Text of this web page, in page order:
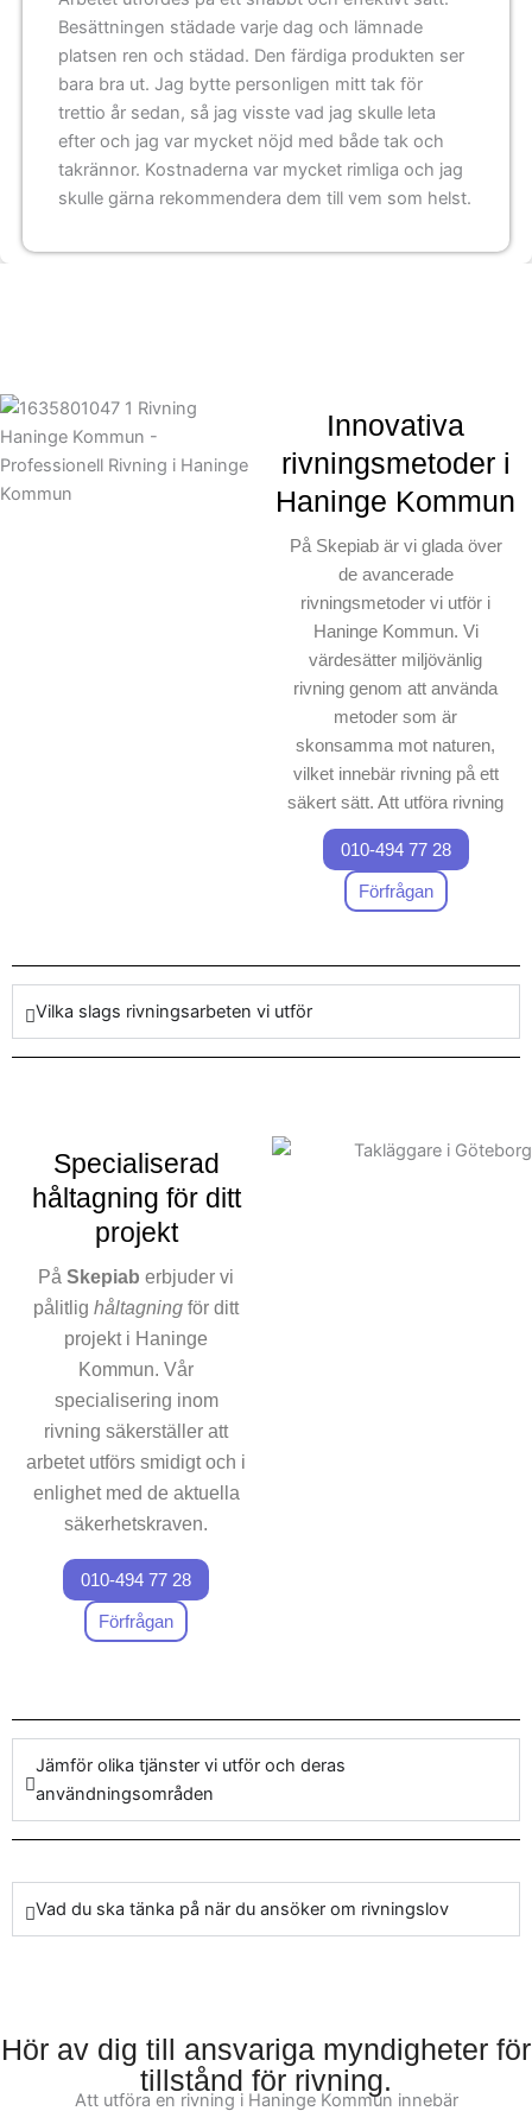
Besättningen städade varje dag och lämnade
platsen ren och städad. Den färdiga produkten ser
bara bra ut. Jag bytte personligen mitt tak för
trettio år sedan, så jag visste vad jag skulle leta
efter och jag var mycket nöjd med både tak och
takrännor. Kostnaderna var mycket rimliga och jag
skulle gärna rekommendera dem till vem som helst.
Innovativa
rivningsmetoder i
Haninge Kommun
På Skepiab är vi glada över
de avancerade
rivningsmetoder vi utför i
Haninge Kommun. Vi
värdesätter miljövänlig
rivning genom att använda
metoder som är
skonsamma mot naturen,
vilket innebär rivning på ett
säkert sätt. Att utföra rivning
med noggrannhet är vår
specialitet, och vi
kombinerar tekniska
lösningar med kunskap för
projekt hanteras smidigt och
Vårt team är högt kvalificerat
innebär att vi kan leverera ett
010-494 77 28
Förfrågan
Vilka slags rivningsarbeten vi utför
Specialiserad
håltagning för ditt
projekt
PåSkepiab erbjuder vi
pålitlighåltagning för ditt
projekt i Haninge
Kommun. Vår
specialisering inom
rivning säkerställer att
arbetet utförs smidigt och i
enlighet med de aktuella
säkerhetskraven.
Oavsett om det handlar
om att förbereda för
installationer eller annan
med hög exakthet och
engagemang. Genom vår
långa erfarenhet inom
lösningar som passar dina
hantverkare för vägledning
och pålitliga tjänster i din
010-494 77 28
Förfrågan
Jämför olika tjänster vi utför och deras
användningsområden
Vad du ska tänka på när du ansöker om rivningslov
Hör av dig till ansvariga myndigheter för
tillstånd för rivning.
Att utföra en rivning i Haninge Kommun innebär